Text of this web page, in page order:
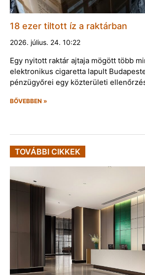
18 ezer tiltott íz a raktárban
2026. július. 24. 10:22
Egy nyitott raktár ajtaja mögött több
elektronikus cigaretta lapult
pénzügyőrei egy közterületi
BŐVEBBEN »
TOVÁBBI CIKKEK